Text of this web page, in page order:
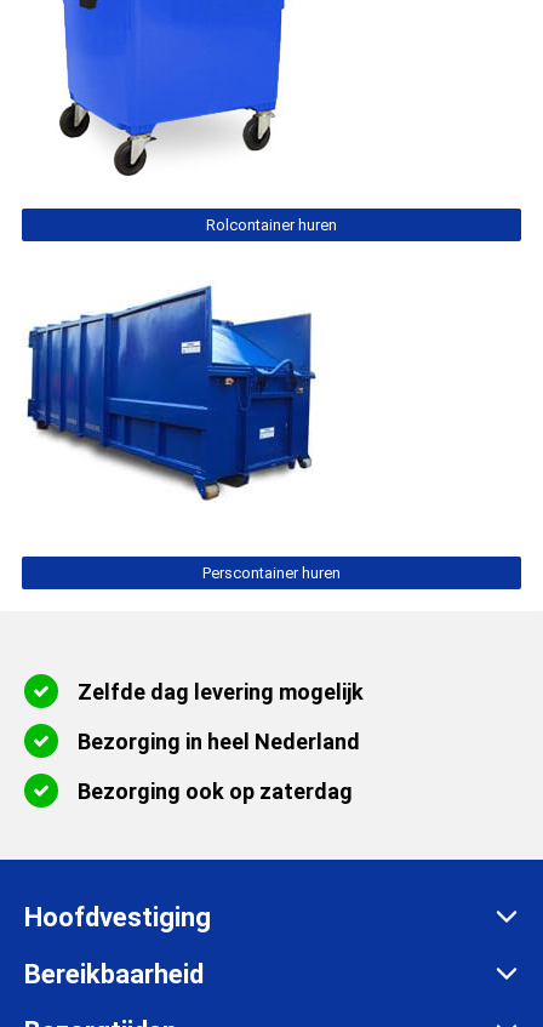
Rolcontainer huren
Perscontainer huren
Zelfde dag levering mogelijk
Bezorging in heel Nederland
Bezorging ook op zaterdag
Hoofdvestiging
Zadelmakersstraat 26
Bereikbaarheid